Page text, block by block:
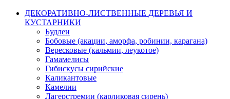
ДЕКОРАТИВНО-ЛИСТВЕННЫЕ ДЕРЕВЬЯ И
КУСТАРНИКИ
Будлеи
Бобовые (акации, аморфа, робинии, карагана)
Вересковые (кальмии, леукотое)
Гамамелисы
Гибискусы сирийские
Каликантовые
Камелии
Лагерстремии (карликовая сирень)